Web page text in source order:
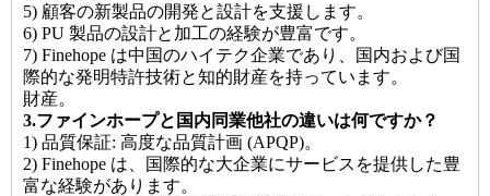
5) 顧客の新製品の開発と設計を支援します。
6) PU 製品の設計と加工の経験が豊富です。
7) Finehope は中国のハイテク企業であり、国内および国
際的な発明特許技術と知的財産を持っています。
財産。
3.ファインホープと国内同業他社の違いは何ですか？
1) 品質保証: 高度な品質計画 (APQP)。
2) Finehope は、国際的な大企業にサービスを提供した豊
富な経験があります。